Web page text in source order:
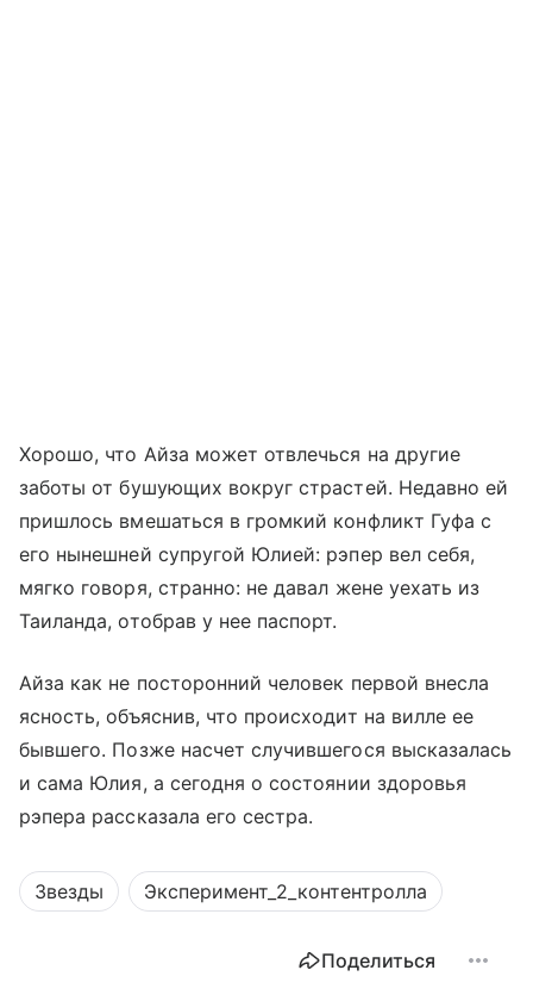
Хорошо, что Айза может отвлечься на другие
заботы от бушующих вокруг страстей. Недавно ей
пришлось вмешаться в громкий конфликт Гуфа с
его нынешней супругой Юлией: рэпер вел себя,
мягко говоря, странно: не давал жене уехать из
Таиланда, отобрав у нее паспорт.
Айза как не посторонний человек первой внесла
ясность, объяснив, что происходит на вилле ее
бывшего. Позже насчет случившегося высказалась
и сама Юлия, а сегодня о состоянии здоровья
рэпера рассказала его сестра.
Звезды Эксперимент_2_контентролла
Поделиться